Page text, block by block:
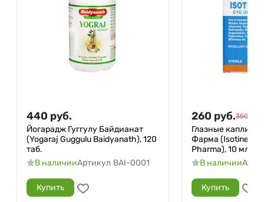
440 руб.
Йогарадж Гуггулу Байдианат
(Yogaraj Guggulu Baidyanath), 120
таб.
В наличииАртикул BAI-0001
Купить
260 руб.350
Глазные капли
Фарма (Isotine
Pharma), 10 мл.
В наличии
Купить